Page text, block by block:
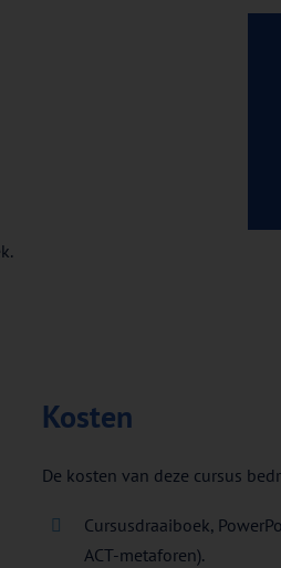
Kosten
De kosten van deze cursus
Cursusdraaiboek,
ACT-metaforen).